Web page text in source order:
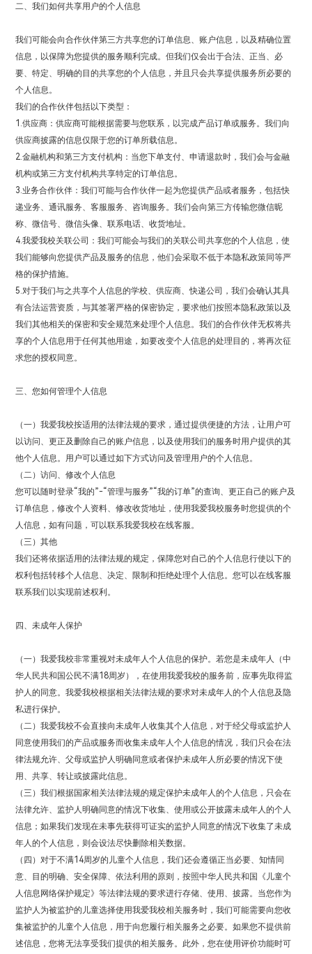
二、我们如何共享用户的个人信息
我们可能会向合作伙伴第三方共享您的订单信息、账户信息，以及精确位置
信息，以保障为您提供的服务顺利完成。但我们仅会出于合法、正当、必
要、特定、明确的目的共享您的个人信息，并且只会共享提供服务所必要的
个人信息。
我们的合作伙伴包括以下类型：
1.供应商：供应商可能根据需要与您联系，以完成产品订单或服务。我们向
供应商披露的信息仅限于您的订单所载信息。
2.金融机构和第三方支付机构：当您下单支付、申请退款时，我们会与金融
机构或第三方支付机构共享特定的订单信息。
3.业务合作伙伴：我们可能与合作伙伴一起为您提供产品或者服务，包括快
递业务、通讯服务、客服服务、咨询服务。我们会向第三方传输您微信昵
称、微信号、微信头像、联系电话、收货地址。
4.我爱我校关联公司：我们可能会与我们的关联公司共享您的个人信息，使
我们能够向您提供产品及服务的信息，他们会采取不低于本隐私政策同等严
格的保护措施。
5.对于我们与之共享个人信息的学校、供应商、快递公司，我们会确认其具
有合法运营资质，与其签署严格的保密协定，要求他们按照本隐私政策以及
我们其他相关的保密和安全规范来处理个人信息。我们的合作伙伴无权将共
享的个人信息用于任何其他用途，如要改变个人信息的处理目的，将再次征
求您的授权同意。
三、您如何管理个人信息
（一）我爱我校按适用的法律法规的要求，通过提供便捷的方法，让用户可
以访问、更正及删除自己的账户信息，以及使用我们的服务时用户提供的其
他个人信息。用户可以通过如下方式访问及管理用户的个人信息。
（二）访问、修改个人信息
您可以随时登录“我的”-“管理与服务”“我的订单”的查询、更正自己的账户及
订单信息，修改个人资料、修改收货地址，使用我爱我校服务时您提供的个
人信息，如有问题，可以联系我爱我校在线客服。
（三）其他
我们还将依据适用的法律法规的规定，保障您对自己的个人信息行使以下的
权利包括转移个人信息、决定、限制和拒绝处理个人信息。您可以在线客服
联系我们以实现前述权利。
四、未成年人保护
（一）我爱我校非常重视对未成年人个人信息的保护。若您是未成年人（中
华人民共和国公民不满18周岁），在使用我爱我校的服务前，应事先取得监
护人的同意。我爱我校根据相关法律法规的要求对未成年人的个人信息及隐
私进行保护。
（二）我爱我校不会直接向未成年人收集其个人信息，对于经父母或监护人
同意使用我们的产品或服务而收集未成年人个人信息的情况，我们只会在法
律法规允许、父母或监护人明确同意或者保护未成年人所必要的情况下使
用、共享、转让或披露此信息。
（三）我们根据国家相关法律法规的规定保护未成年人的个人信息，只会在
法律允许、监护人明确同意的情况下收集、使用或公开披露未成年人的个人
信息；如果我们发现在未事先获得可证实的监护人同意的情况下收集了未成
年人的个人信息，则会设法尽快删除相关数据。
（四）对于不满14周岁的儿童个人信息，我们还会遵循正当必要、知情同
意、目的明确、安全保障、依法利用的原则，按照中华人民共和国《儿童个
人信息网络保护规定》等法律法规的要求进行存储、使用、披露。当您作为
监护人为被监护的儿童选择使用我爱我校相关服务时，我们可能需要向您收
集被监护的儿童个人信息，用于向您履行相关服务之必要。如果您不提供前
述信息，您将无法享受我们提供的相关服务。此外，您在使用评价功能时可